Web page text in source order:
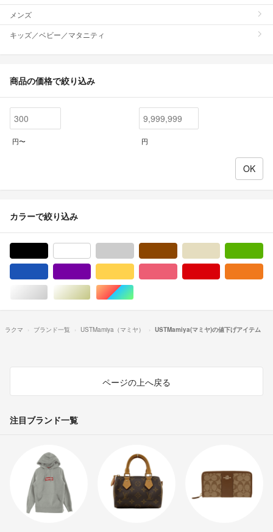
メンズ
キッズ／ベビー／マタニティ
商品の価格で絞り込み
円〜 円
カラーで絞り込み
シルバー/銀色系ゴールド/金色系マルチカラー
ラクマ ブランド一覧 USTMamiya（マミヤ） USTMamiya(マミヤ)の値下げアイテム
ページの上へ戻る
注目ブランド一覧